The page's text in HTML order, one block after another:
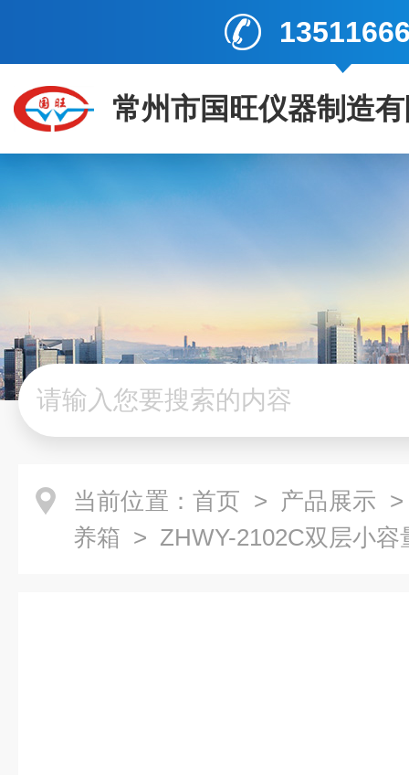
常州市国旺仪器制造
当前位置： 首页 > 产品展示
养箱 > ZHWY-2102C双层小容